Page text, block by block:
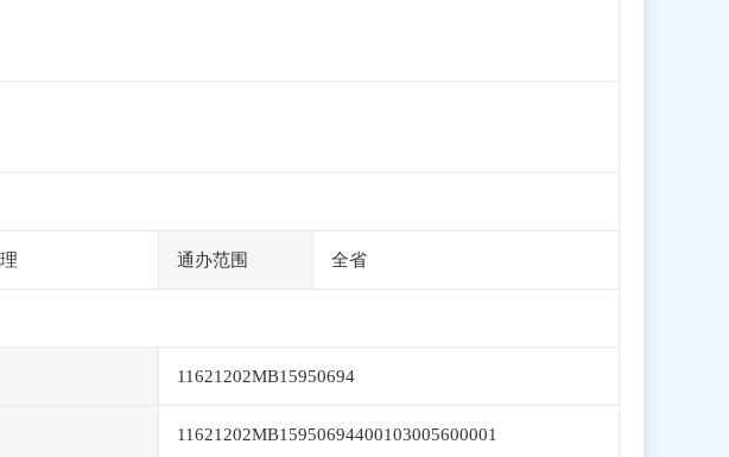
通办范围 全省
11621202MB15950694
11621202MB15950694400103005600001